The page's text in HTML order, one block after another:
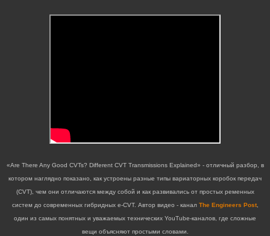
«Are There Any Good CVTs? Different CVT Transmissions Explained» - отличный разбор, в
котором наглядно показано, как устроены разные типы вариаторных коробок передач
(CVT), чем они отличаются между собой и как развивались от простых ременных
систем до современных гибридных e-CVT. Автор видео - канал The Engineers Post,
один из самых понятных и уважаемых технических YouTube-каналов, где сложные
вещи объясняют простыми словами.